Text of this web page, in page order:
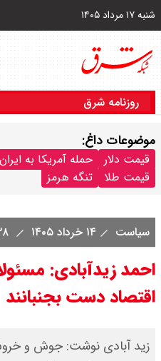
شنبه ۱۷ مرداد ۱۴۰۵
روزنامه شرق
موضوعات داغ:
قیمت دلار حمله آمریکا به ایران
قیمت طلا
تنگه هرمز
سیاست ۱۴ خرداد ۱۴۰۵
احمد زیدآبادی:
اقتصاد دست بجنبانند
زید آبادی نوشت: جوش و